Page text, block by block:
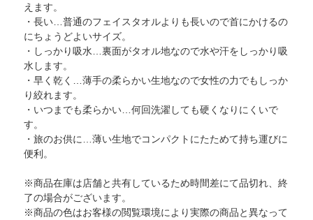
えます。
・長い…普通のフェイスタオルよりも長いので首にかけるの
にちょうどよいサイズ。
・しっかり吸水…裏面がタオル地なので水や汗をしっかり吸
水します。
・早く乾く…薄手の柔らかい生地なので女性の力でもしっか
り絞れます。
・いつまでも柔らかい…何回洗濯しても硬くなりにくいで
す。
・旅のお供に…薄い生地でコンパクトにたためて持ち運びに
便利。
※商品在庫は店舗と共有しているため時間差にて品切れ、終
了の場合がございます。
※商品の色はお客様の閲覧環境により実際の商品と異なって